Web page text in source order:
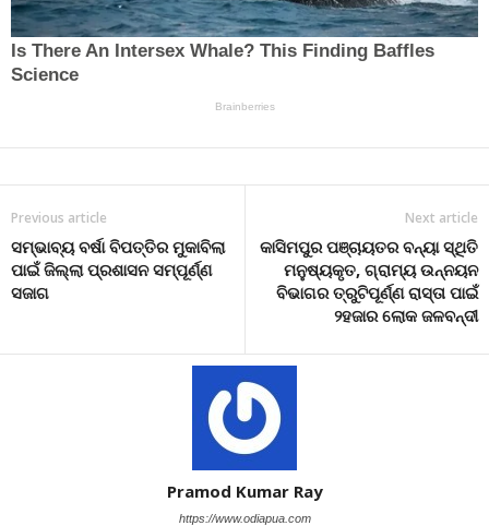
Previous article
ସମ୍ଭାବ୍ୟ ବର୍ଷା ବିପତ୍ତିର ମୁକାବିଲା
ପାଇଁ ଜିଲ୍ଲା ପ୍ରଶାସନ ସମ୍ପୂର୍ଣ୍ଣ
ସଜାଗ
Next article
କାସିମପୁର ପଞ୍ଚାୟତର ବନ୍ୟା ସ୍ଥିତି
ମନୁଷ୍ୟକୃତ, ଗ୍ରାମ୍ୟ ଉନ୍ନୟନ
ବିଭାଗର ତ୍ରୁଟିପୂର୍ଣ୍ଣ ରାସ୍ତା ପାଇଁ
୨ହଜାର ଲୋକ ଜଳବନ୍ଦୀ
Pramod Kumar Ray
https://www.odiapua.com